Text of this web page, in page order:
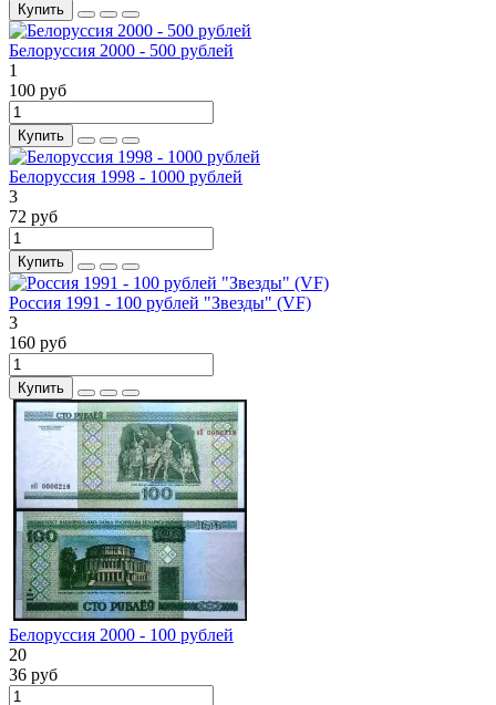
Купить
Белоруссия 2000 - 500 рублей
1
100 руб
Купить
Белоруссия 1998 - 1000 рублей
3
72 руб
Купить
Россия 1991 - 100 рублей "Звезды" (VF)
3
160 руб
Купить
Белоруссия 2000 - 100 рублей
20
36 руб